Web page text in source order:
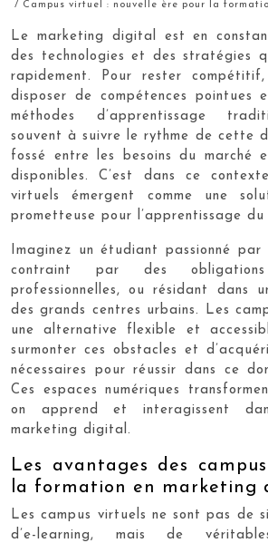
/ Campus virtuel : nouvelle ère pour la
Le marketing digital est en
des technologies et des stratégies
rapidement. Pour rester
disposer de compétences pointues
méthodes d’apprentissage
souvent à suivre le rythme de cette
fossé entre les besoins du marché
disponibles. C’est dans ce
virtuels émergent comme une
prometteuse pour l’apprentissage
Imaginez un étudiant passionné par
contraint par des
professionnelles, ou résidant dans
des grands centres urbains. Les
une alternative flexible et
surmonter ces obstacles et
nécessaires pour réussir dans ce
Ces espaces numériques
on apprend et interagissent
marketing digital.
Les avantages des
la formation en marketing
Les campus virtuels ne sont pas de
d’e-learning, mais de véritables